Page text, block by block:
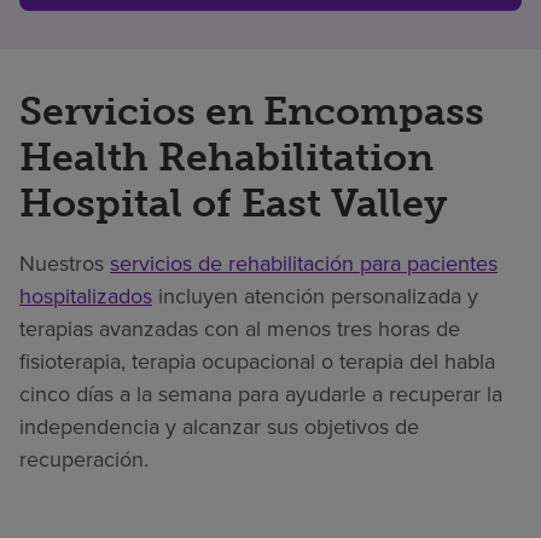
Servicios en Encompass
Health Rehabilitation
Hospital of East Valley
Nuestrosservicios de rehabilitación para pacientes
hospitalizados incluyen atención personalizada y
terapias avanzadas con al menos tres horas de
fisioterapia, terapia ocupacional o terapia del habla
cinco días a la semana para ayudarle a recuperar la
independencia y alcanzar sus objetivos de
recuperación.